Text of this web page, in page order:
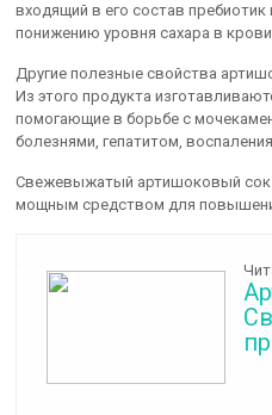
входящий в его состав
понижению уровня сахара в
Другие полезные свойства
Из этого продукта
помогающие в борьбе с
болезнями, гепатитом,
Свежевыжатый артишоковый сок
мощным средством для